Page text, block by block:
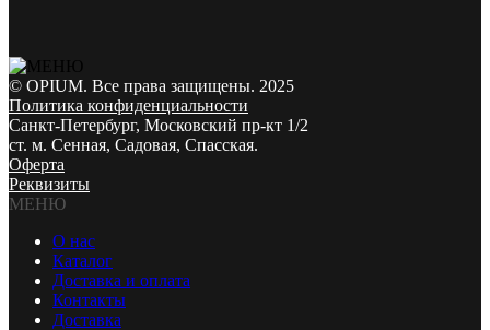
© OPIUM. Все права защищены. 2025
Политика конфиденциальности
Санкт-Петербург, Московский пр-кт 1/2
ст. м. Сенная, Садовая, Спасская.
Оферта
Реквизиты
МЕНЮ
О нас
Каталог
Доставка и оплата
Контакты
Доставка